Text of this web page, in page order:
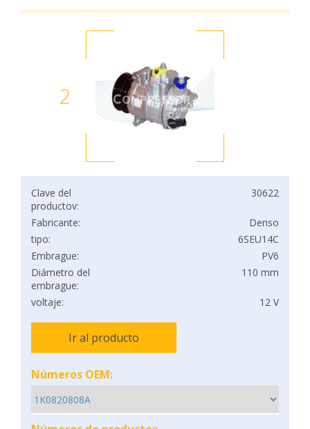
2
Clave del
productov:
30622
Fabricante:
Denso
tipo:
6SEU14C
Embrague:
PV6
Diámetro del
embrague:
110 mm
voltaje: 12 V
Ir al producto
Números OEM: